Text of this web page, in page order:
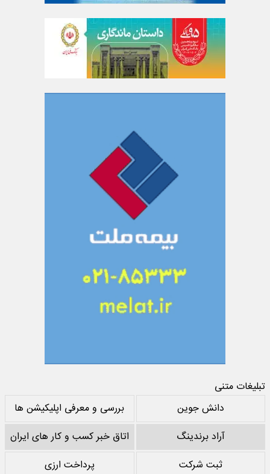
تبلیغات متنی
دانش جوین
بررسی و معرفی اپلیکیشن ها
آراد برندینگ
اتاق خبر کسب و کار های ایران
ثبت شرکت
پرداخت ارزی